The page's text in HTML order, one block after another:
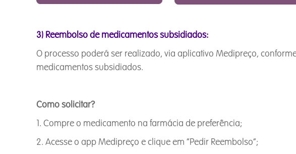
3) Reembolso de medicamentos subsidiados:
O processo poderá ser realizado, via aplicativo Medipreço,
medicamentos subsidiados.
Como solicitar?
1. Compre o medicamento na farmácia de preferência;
2. Acesse o app Medipreço e clique em “Pedir Reembolso”;